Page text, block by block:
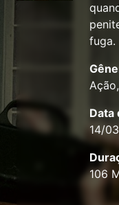
fuga.
Data
14/
106